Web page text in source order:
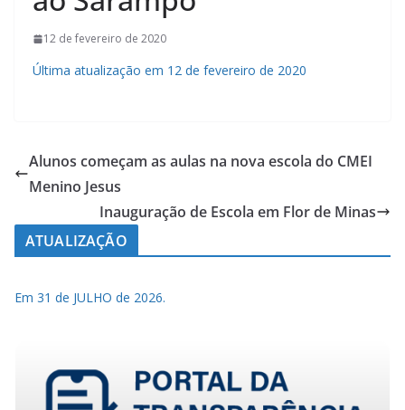
12 de fevereiro de 2020
Última atualização em 12 de fevereiro de 2020
Alunos começam as aulas na nova escola do CMEI
Menino Jesus
Inauguração de Escola em Flor de Minas
ATUALIZAÇÃO
Em 31 de JULHO de 2026.